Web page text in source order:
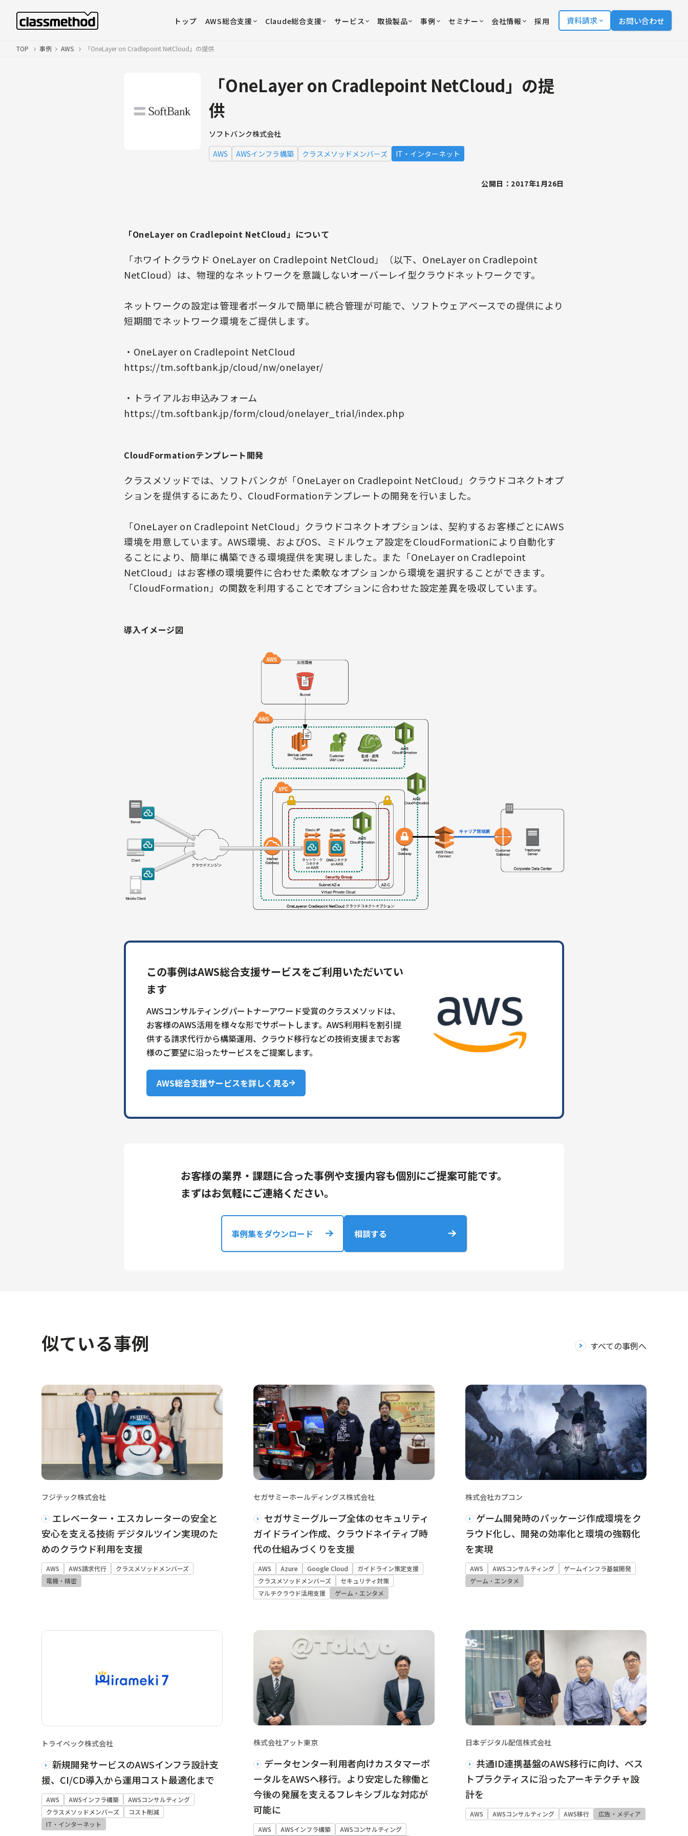
トップ AWS総合支援 Claude総合支援 サービス 取扱製品 事例 セミナー 会社情報 採用 資料請求 お問い合わせ
TOP 事例 AWS 「OneLayer on Cradlepoint NetCloud」の提供
「OneLayer on Cradlepoint NetCloud」の提
供
ソフトバンク株式会社
AWS
AWSインフラ構築 クラスメソッドメンバーズ IT・インターネット
公開日：2017年1月26日
「OneLayer on Cradlepoint NetCloud」について
「ホワイトクラウド OneLayer on Cradlepoint NetCloud」（以下、OneLayer on Cradlepoint
NetCloud）は、物理的なネットワークを意識しないオーバーレイ型クラウドネットワークです。
ネットワークの設定は管理者ポータルで簡単に統合管理が可能で、ソフトウェアベースでの提供により
短期間でネットワーク環境をご提供します。
・OneLayer on Cradlepoint NetCloud
https://tm.softbank.jp/cloud/nw/onelayer/
・トライアルお申込みフォーム
https://tm.softbank.jp/form/cloud/onelayer_trial/index.php
CloudFormationテンプレート開発
クラスメソッドでは、ソフトバンクが「OneLayer on Cradlepoint NetCloud」クラウドコネクトオプ
ションを提供するにあたり、CloudFormationテンプレートの開発を行いました。
「OneLayer on Cradlepoint NetCloud」クラウドコネクトオプションは、契約するお客様ごとにAWS
環境を用意しています。AWS環境、およびOS、ミドルウェア設定をCloudFormationにより自動化す
ることにより、簡単に構築できる環境提供を実現しました。また「OneLayer on Cradlepoint
NetCloud」はお客様の環境要件に合わせた柔軟なオプションから環境を選択することができます。
「CloudFormation」の関数を利用することでオプションに合わせた設定差異を吸収しています。
導入イメージ図
この事例はAWS総合支援サービスをご利用いただいてい
ます
AWSコンサルティングパートナーアワード受賞のクラスメソッドは、
お客様のAWS活用を様々な形でサポートします。AWS利用料を割引提
供する請求代行から構築運用、クラウド移行などの技術支援までお客
様のご要望に沿ったサービスをご提案します。
AWS総合支援サービスを詳しく見る
お客様の業界・課題に合った事例や支援内容も個別にご提案可能です。
まずはお気軽にご連絡ください。
事例集をダウンロード 相談する
似ている事例 すべての事例へ
フジテック株式会社
エレベーター・エスカレーターの安全と
安心を支える技術 デジタルツイン実現のた
めのクラウド利用を支援
AWS AWS請求代行
クラスメソッドメンバーズ
電機・精密
セガサミーホールディングス株式会社
セガサミーグループ全体のセキュリティ
ガイドライン作成、クラウドネイティブ時
代の仕組みづくりを支援
AWS Azure Google Cloud
ガイドライン策定支援
クラスメソッドメンバーズ
セキュリティ対策
マルチクラウド活用支援
ゲーム・エンタメ
株式会社カプコン
ゲーム開発時のパッケージ作成環境をク
ラウド化し、開発の効率化と環境の強靱化
を実現
AWS AWSコンサルティング
ゲームインフラ基盤開発
ゲーム・エンタメ
トライベック株式会社
新規開発サービスのAWSインフラ設計支
援、CI/CD導入から運用コスト最適化まで
AWS AWSインフラ構築
AWSコンサルティング
クラスメソッドメンバーズ
コスト削減
IT・インターネット
株式会社アット東京
データセンター利用者向けカスタマーポ
ータルをAWSへ移行。より安定した稼働と
今後の発展を支えるフレキシブルな対応が
可能に
AWS AWSインフラ構築 AWSコンサルティング
日本デジタル配信株式会社
共通ID連携基盤のAWS移行に向け、ベス
トプラクティスに沿ったアーキテクチャ設
計を
AWS AWSコンサルティング AWS移行 広告・メディア